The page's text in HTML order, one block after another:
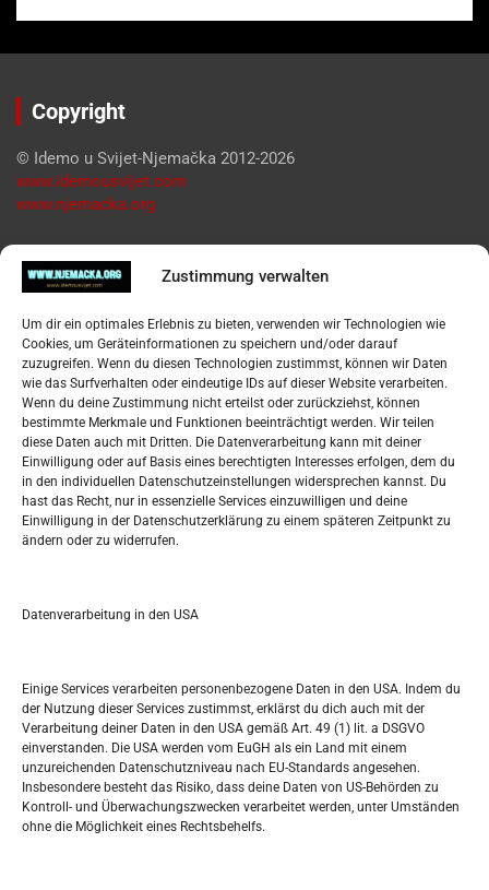
Zustimmung verwalten
Um dir ein optimales Erlebnis zu bieten, verwenden wir Technologien wie
Cookies, um Geräteinformationen zu speichern und/oder darauf
zuzugreifen. Wenn du diesen Technologien zustimmst, können wir Daten
wie das Surfverhalten oder eindeutige IDs auf dieser Website verarbeiten.
Wenn du deine Zustimmung nicht erteilst oder zurückziehst, können
bestimmte Merkmale und Funktionen beeinträchtigt werden. Wir teilen
diese Daten auch mit Dritten. Die Datenverarbeitung kann mit deiner
Einwilligung oder auf Basis eines berechtigten Interesses erfolgen, dem du
in den individuellen Datenschutzeinstellungen widersprechen kannst. Du
hast das Recht, nur in essenzielle Services einzuwilligen und deine
Einwilligung in der Datenschutzerklärung zu einem späteren Zeitpunkt zu
ändern oder zu widerrufen.
Datenverarbeitung in den USA
Einige Services verarbeiten personenbezogene Daten in den USA. Indem du
der Nutzung dieser Services zustimmst, erklärst du dich auch mit der
Verarbeitung deiner Daten in den USA gemäß Art. 49 (1) lit. a DSGVO
einverstanden. Die USA werden vom EuGH als ein Land mit einem
unzureichenden Datenschutzniveau nach EU-Standards angesehen.
Insbesondere besteht das Risiko, dass deine Daten von US-Behörden zu
Kontroll- und Überwachungszwecken verarbeitet werden, unter Umständen
ohne die Möglichkeit eines Rechtsbehelfs.
Copyright
© Idemo u Svijet-Njemačka 2012-2026
www.idemousvijet.com
www.njemacka.org
Pregled
Datenschutzerklärung
Widerufsbelehrung
Oglašavanje / Postavite svoj oglas
Tko je “Idemo u Svijet – Njemačka?
Pretražite stranicu:
S
MAI 2018
M D M D F S
1 2 3 4 5
7 8 9 10 11 12 13